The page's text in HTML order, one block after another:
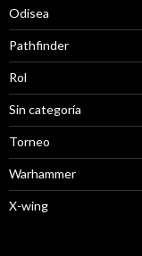
Odisea
Pathfinder
Rol
Sin categoría
Torneo
Warhammer
X-wing